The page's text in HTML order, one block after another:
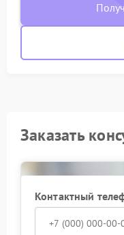
Заказать
Контактный